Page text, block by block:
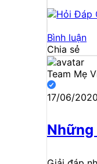
Bình luận
Chia sẻ
Team Mẹ
17/06/2020
Những